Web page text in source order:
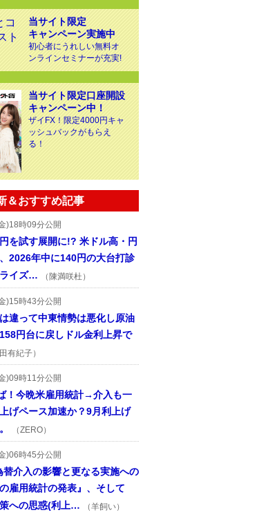
当サイト限定
キャンペーン実施中
初心者にうれしい無料オ
ンラインセミナーが充実!
当サイト限定口座開設
キャンペーン中！
ザイFX！限定4000円キャ
ッシュバックがもらえ
る！
＆おすすめ記事
)18時09分公開
を試す展開に!? 米ドル高・円
2026年中に140円の大台打診
イズ…
（陳満咲杜）
)15時43分公開
違って中東情勢は悪化し原油
円台に戻しドル金利上昇で
有紀子）
)09時11分公開
！今晩米雇用統計→介入も一
げペース加速か？9月利上げ
（ZERO）
)06時45分公開
介入の影響と更なる実施への
雇用統計の発表』、そして
策への思惑(利上…
（羊飼い）